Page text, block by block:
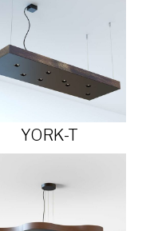
YORK-T